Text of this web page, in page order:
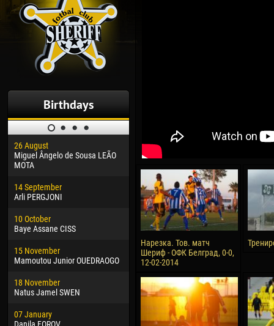
Birthdays
26 August
Miguel Ângelo de Sousa LEÃO
MOTA
14 September
Arli PERGJONI
10 October
Baye Assane CISS
15 November
Mamoutou Junior OUEDRAOGO
18 November
Natus Jamel SWEN
07 January
Danila FOROV
30 January
Dhoraso Moreo KLAS
24 February
Vladislav COSTIN
02 March
Veaceslav COZMA
09 March
Emmanuel AFETSE
Jayder Moreno ASPRILLA
Samba KONÉ
04
13
15
28
Нарезка. Тов. матч
Шериф - ОФК Белград, 0-0,
12-02-2014